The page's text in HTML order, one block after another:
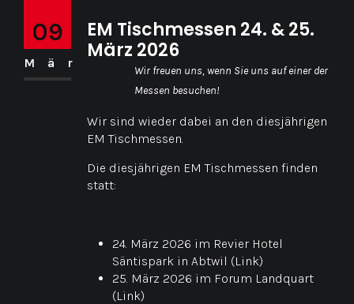
09
Mär
EM Tischmessen 24. & 25.
März 2026
Wir freuen uns, wenn Sie uns auf einer der
Messen besuchen!
Wir sind wieder dabei an den diesjährigen
EM Tischmessen.
Die diesjährigen EM Tischmessen finden
statt:
24. März 2026 im Revier Hotel
Säntispark in Abtwil (Link)
25. März 2026 im Forum Landquart
(Link)